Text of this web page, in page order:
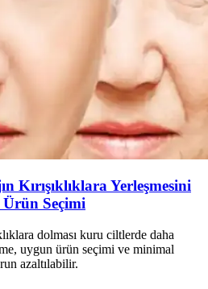
Kırışıklıklara Yerleşmesini
Ürün Seçimi
dolması kuru ciltlerde daha
uygun ürün seçimi ve minimal
azaltılabilir.